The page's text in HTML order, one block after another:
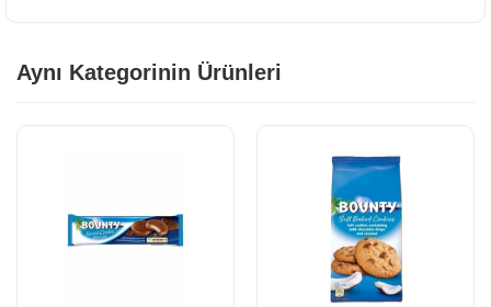
Aynı Kategorinin Ürünleri